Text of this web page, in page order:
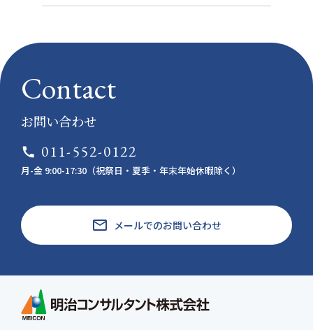
Contact
お問い合わせ
call 011-552-0122
月-金 9:00-17:30（祝祭日・夏季・年末年始休暇除く）
email メールでのお問い合わせ